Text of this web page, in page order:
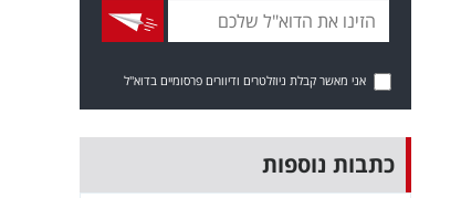
אני מאשר קבלת ניוזלטרים ודיוורים פרסומיים בדוא"ל
כתבות נוספות